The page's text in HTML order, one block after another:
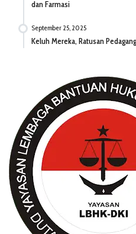
dan Farmasi
September 25, 2025
Keluh Mereka, Ratusan